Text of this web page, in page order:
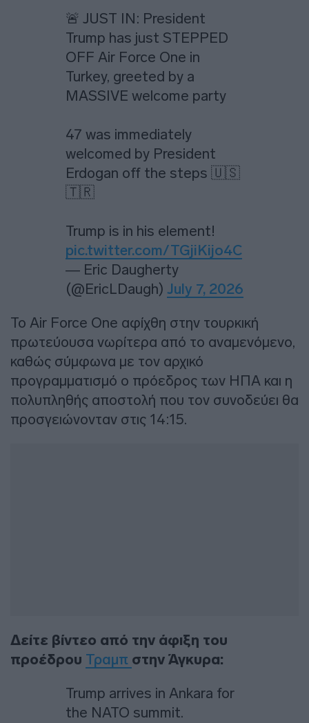
🚨 JUST IN: President
Trump has just STEPPED
OFF Air Force One in
Turkey, greeted by a
MASSIVE welcome party
47 was immediately
welcomed by President
Erdogan off the steps 🇺🇸
🇹🇷
Trump is in his element!
pic.twitter.com/TGjiKijo4C
— Eric Daugherty
(@EricLDaugh) July 7, 2026
Το Air Force One αφίχθη στην τουρκική
πρωτεύουσα νωρίτερα από το αναμενόμενο,
καθώς σύμφωνα με τον αρχικό
προγραμματισμό ο πρόεδρος των ΗΠΑ και η
πολυπληθής αποστολή που τον συνοδεύει θα
προσγειώνονταν στις 14:15.
Δείτε βίντεο από την άφιξη του
προέδρου Τραμπ στην Άγκυρα:
Trump arrives in Ankara for
the NATO summit.